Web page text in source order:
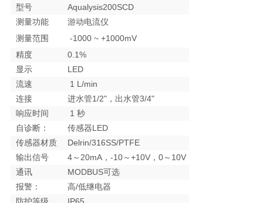
型号
Aqualysis200SCD
测量功能
游动电流仪
测量范围
-1000 ~ +1000mV
精度
0.1%
显示
LED
流速
1 L/min
连接
进水管1/2"，出水管3/4"
响应时间
1 秒
自诊断：
传感器LED
传感器材质
Delrin/316SS/PTFE
输出信号
4～20mA，-10～+10V，0～10V
通讯
MODBUS可选
报警：
高/低继电器
防护等级
IP65